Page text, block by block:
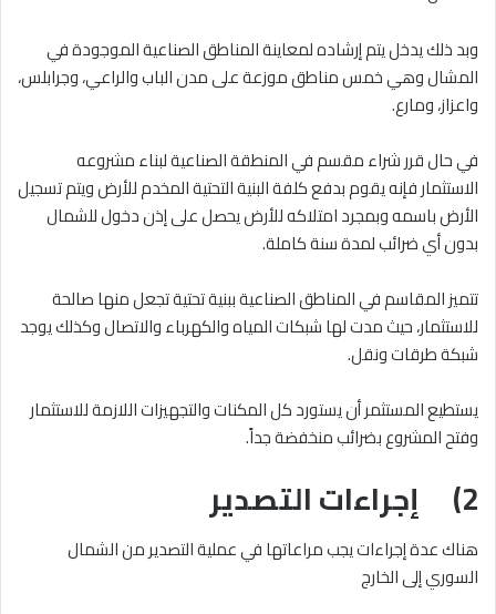
وبد ذلك يدخل يتم إرشاده لمعاينة المناطق الصناعية الموجودة في
المشال وهي خمس مناطق موزعة على مدن الباب والراعي، وجرابلس،
واعزاز، ومارع.
في حال قرر شراء مقسم في المنطقة الصناعية لبناء مشروعه
الاستثمار فإنه يقوم بدفع كلفة البنية التحتية المخدم للأرض ويتم تسجيل
الأرض باسمه وبمجرد امتلاكه للأرض يحصل على إذن دخول للشمال
بدون أي ضرائب لمدة سنة كاملة.
تتميز المقاسم في المناطق الصناعية ببنية تحتية تجعل منها صالحة
للاستثمار، حيث مدت لها شبكات المياه والكهرباء والاتصال وكذلك يوجد
شبكة طرقات ونقل.
يستطيع المستثمر أن يستورد كل المكنات والتجهيزات اللازمة للاستثمار
وفتح المشروع بضرائب منخفضة جداً.
2) إجراءات التصدير
هناك عدة إجراءات يجب مراعاتها في عملية التصدير من الشمال
السوري إلى الخارج